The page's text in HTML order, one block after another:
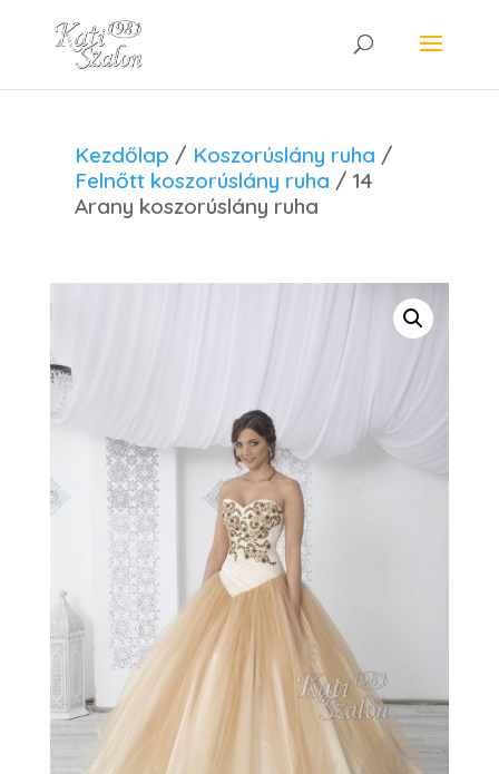
Kezdőlap / Koszorúslány ruha /
Felnőtt koszorúslány ruha / 14
Arany koszorúslány ruha